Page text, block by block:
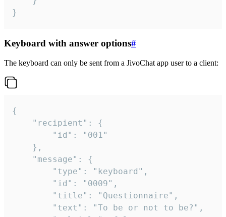
}
Keyboard with answer options#
The keyboard can only be sent from a JivoChat app user to a client:
{